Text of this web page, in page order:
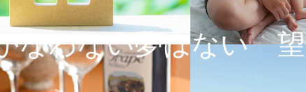
い夢はない 望む人生